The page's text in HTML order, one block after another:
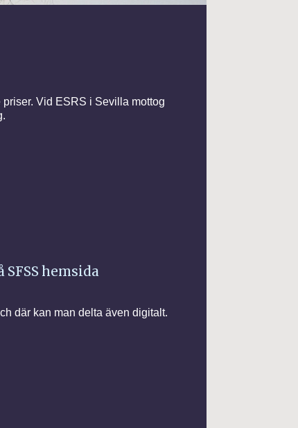
Vid ESRS i Sevilla mottog
hemsida
där kan man delta även digitalt.